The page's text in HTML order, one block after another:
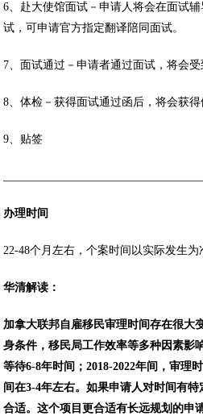
6、赴大使馆面试－申请人将会在面试
试，可申请官方指定翻译陪同面试。
7、面试通过－申请者通过面试，将会受
8、体检－获得面试通过函后，将会获得
9、贴签
办理时间
22-48个月左右，个案时间以实际发生为
华清解读：
加拿大联邦自雇移民审理时间存在很大
身条件，移民局工作效率等多种因素影
等待6-8年时间；2018-2022年间，审理
间在3-4年左右。如果申请人对时间有
合适。这个项目更合适有长远规划的申